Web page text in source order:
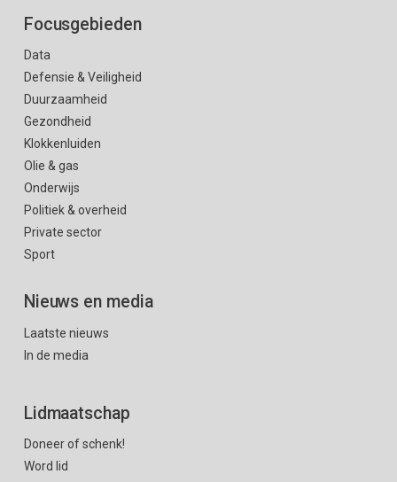
Focusgebieden
Data
Defensie & Veiligheid
Duurzaamheid
Gezondheid
Klokkenluiden
Olie & gas
Onderwijs
Politiek & overheid
Private sector
Sport
Nieuws en media
Laatste nieuws
In de media
Lidmaatschap
Doneer of schenk!
Word lid